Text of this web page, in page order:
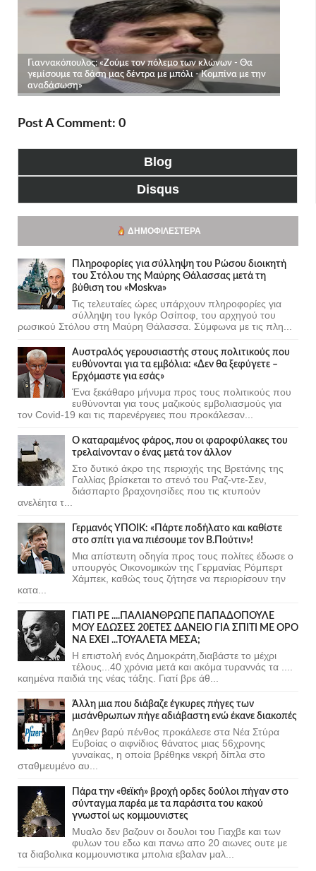
Post A Comment: 0
Blog
Disqus
ΔΗΜΟΦΙΛΈΣΤΕΡΑ
Πληροφορίες για σύλληψη του Ρώσου διοικητή
του Στόλου της Mαύρης Θάλασσας μετά τη
βύθιση του «Moskva»
Τις τελευταίες ώρες υπάρχουν πληροφορίες για
σύλληψη του Ιγκόρ Οσίποφ, του αρχηγού του
ρωσικού Στόλου στη Μαύρη Θάλασσα. Σύμφωνα με τις πλη...
Αυστραλός γερουσιαστής στους πολιτικούς που
ευθύνονται για τα εμβόλια: «Δεν θα ξεφύγετε –
Ερχόμαστε για εσάς»
Ένα ξεκάθαρο μήνυμα προς τους πολιτικούς που
ευθύνονται για τους μαζικούς εμβολιασμούς για
τον Covid-19 και τις παρενέργειες που προκάλεσαν...
Ο καταραμένος φάρος, που οι φαροφύλακες του
τρελαίνονταν ο ένας μετά τον άλλον
Στο δυτικό άκρο της περιοχής της Βρετάνης της
Γαλλίας βρίσκεται το στενό του Ραζ-ντε-Σεν,
διάσπαρτο βραχονησίδες που τις κτυπούν
ανελέητα τ...
Γερμανός ΥΠΟΙΚ: «Πάρτε ποδήλατο και καθίστε
στο σπίτι για να πιέσουμε τον Β.Πούτιν»!
Μια απίστευτη οδηγία προς τους πολίτες έδωσε ο
υπουργός Οικονομικών της Γερμανίας Ρόμπερτ
Χάμπεκ, καθώς τους ζήτησε να περιορίσουν την
κατα...
ΓΙΑΤΙ ΡΕ ....ΠΑΛΙΑΝΘΡΩΠΕ ΠΑΠΑΔΟΠΟΥΛΕ
ΜΟΥ ΕΔΩΣΕΣ 20ΕΤΕΣ ΔΑΝΕΙΟ ΓΙΑ ΣΠΙΤΙ ΜΕ ΟΡΟ
ΝΑ ΕΧΕΙ ...ΤΟΥΑΛΕΤΑ ΜΕΣΑ;
Η επιστολή ενός Δημοκράτη,διαβάστε το μέχρι
τέλους...40 χρόνια μετά και ακόμα τυραννάς τα ....
καημένα παιδιά της νέας τάξης. Γιατί βρε άθ...
Άλλη μια που διάβαζε έγκυρες πήγες των
μισάνθρωπων πήγε αδιάβαστη ενώ έκανε διακοπές
Δηθεν βαρύ πένθος προκάλεσε στα Νέα Στύρα
Ευβοίας ο αιφνίδιος θάνατος μιας 56χρονης
γυναίκας, η οποία βρέθηκε νεκρή δίπλα στο
σταθμευμένο αυ...
Πάρα την «θεϊκή» βροχή ορδες δούλοι πήγαν στο
σύνταγμα παρέα με τα παράσιτα του κακού
γνωστοί ως κομμουνιστες
Μυαλο δεν βαζουν οι δουλοι του Γιαχβε και των
φυλων του εδω και πανω απο 20 αιωνες ουτε με
τα διαβολικα κομμουνιστικα μπολια εβαλαν μαλ...